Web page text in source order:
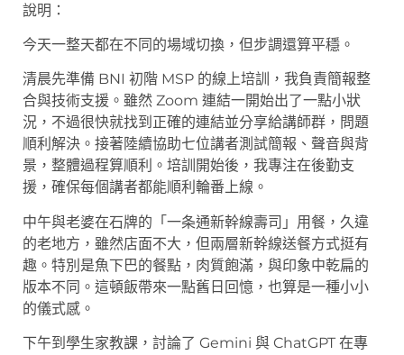
說明：
今天一整天都在不同的場域切換，但步調還算平穩。
清晨先準備 BNI 初階 MSP 的線上培訓，我負責簡報整
合與技術支援。雖然 Zoom 連結一開始出了一點小狀
況，不過很快就找到正確的連結並分享給講師群，問題
順利解決。接著陸續協助七位講者測試簡報、聲音與背
景，整體過程算順利。培訓開始後，我專注在後勤支
援，確保每個講者都能順利輪番上線。
中午與老婆在石牌的「一条通新幹線壽司」用餐，久違
的老地方，雖然店面不大，但兩層新幹線送餐方式挺有
趣。特別是魚下巴的餐點，肉質飽滿，與印象中乾扁的
版本不同。這頓飯帶來一點舊日回憶，也算是一種小小
的儀式感。
下午到學生家教課，討論了 Gemini 與 ChatGPT 在專